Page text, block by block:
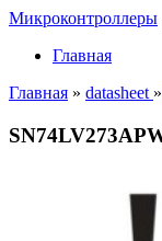
Микроконтроллеры
Главная
Главная » datasheet »